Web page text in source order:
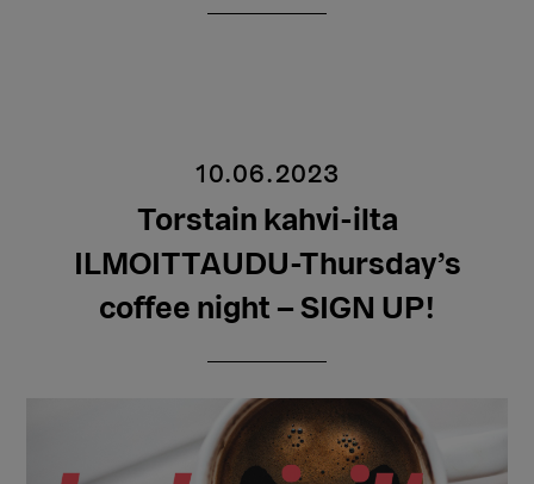
10.06.2023
Torstain kahvi-ilta
ILMOITTAUDU-Thursday’s
coffee night – SIGN UP!